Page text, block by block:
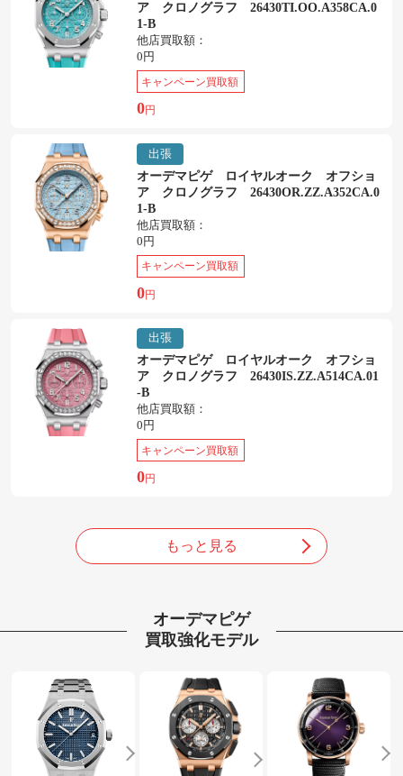
ア クロノグラフ 26430TI.OO.A358CA.0
1-B
他店買取額：
0円
キャンペーン買取額
0円
出張
オーデマピゲ ロイヤルオーク オフショ
ア クロノグラフ 26430OR.ZZ.A352CA.0
1-B
他店買取額：
0円
キャンペーン買取額
0円
出張
オーデマピゲ ロイヤルオーク オフショ
ア クロノグラフ 26430IS.ZZ.A514CA.01
-B
他店買取額：
0円
キャンペーン買取額
0円
もっと見る
オーデマピゲ
買取強化モデル